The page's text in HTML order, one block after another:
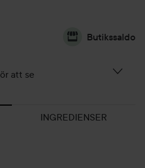
Butikssaldo
att se
INGREDIENSER